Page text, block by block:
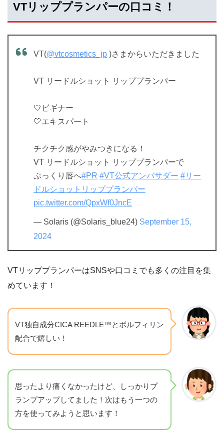
VTリッププランパーの口コミ！
VT(@vtcosmetics_jp )さまからいただきました
VT リードルショット リッププランパー
🤍ビギナー
🤍エキスパート
チクチク感がやみつきになる！
VT リードルショット リッププランパーで
ぷっくり唇へ#PR #VT公式アンバサダー #リー
ドルショットリッププランパー
pic.twitter.com/QpxWf0JncE
— Solaris (@Solaris_blue24) September 15,
2024
VTリッププランパーはSNSや口コミでも多くの注目を集
めています！
VT独自成分CICA REEDLE™とボルフィリン
配合で嬉しい！
思ったより痛くなかったけど、しっかりプ
ランプアップしてました！次はもう一つの
方を使ってみようと思います！